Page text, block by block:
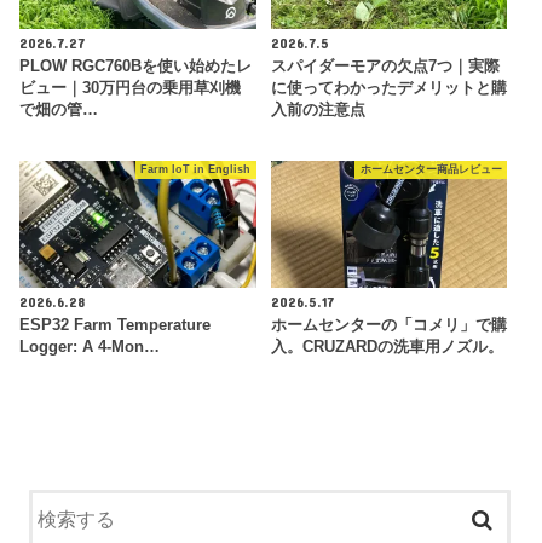
2026.7.27
PLOW RGC760Bを使い始めたレ
ビュー｜30万円台の乗用草刈機
で畑の管…
2026.7.5
スパイダーモアの欠点7つ｜実際
に使ってわかったデメリットと購
入前の注意点
Farm IoT in English
2026.6.28
ESP32 Farm Temperature
Logger: A 4-Mon…
ホームセンター商品レビュー
2026.5.17
ホームセンターの「コメリ」で購
入。CRUZARDの洗車用ノズル。